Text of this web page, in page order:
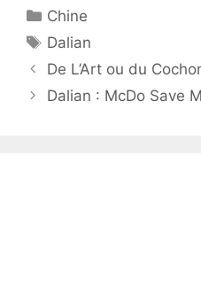
Catégories
Chine
Étiquettes
Dalian
De L’Art ou du
Dalian : McDo Save